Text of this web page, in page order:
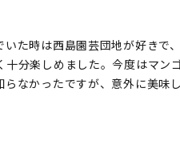
いた時は西島園芸団地が好き
分楽しめました。今度はマン
らなかったですが、意外に美味